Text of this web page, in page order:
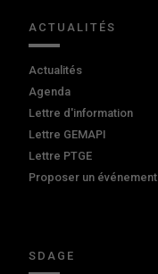
ACTUALITÉS
Actualités
Agenda
Lettre d'information
Lettre GEMAPI
Lettre PTGE
Proposer un événement
SDAGE